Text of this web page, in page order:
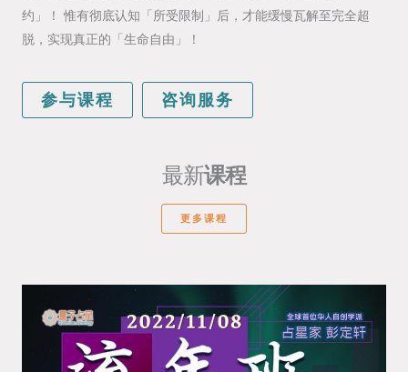
约」！ 惟有彻底认知「所受限制」后，才能缓慢瓦解至完全超
脱，实现真正的「生命自由」！
参与课程 咨询服务
最新课程
更多课程